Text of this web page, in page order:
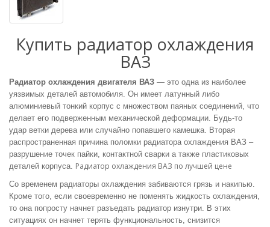
Купить радиатор охлаждения
ВАЗ
Радиатор охлаждения двигателя ВАЗ ― это одна из наиболее
уязвимых деталей автомобиля. Он имеет латунный либо
алюминиевый тонкий корпус с множеством паяных соединений, что
делает его подверженным механической деформации. Будь-то
удар ветки дерева или случайно попавшего камешка. Вторая
распространенная причина поломки радиатора охлаждения ВАЗ –
разрушение точек пайки, контактной сварки а также пластиковых
деталей корпуса. Радиатор охлаждения ВАЗ по лучшей цене
Со временем радиаторы охлаждения забиваются грязь и накипью.
Кроме того, если своевременно не поменять жидкость охлаждения,
то она попросту начнет разъедать радиатор изнутри. В этих
ситуациях он начнет терять функциональность, снизится